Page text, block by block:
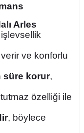
Arles
verir ve konforlu
süre korur,
özelliği ile
, böylece